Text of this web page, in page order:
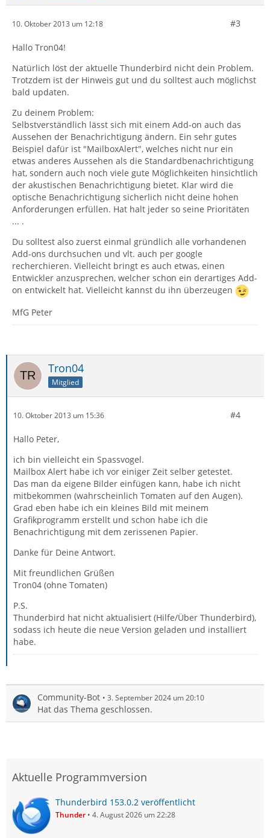
10. Oktober 2013 um 12:18 #3
Hallo Tron04!
Natürlich löst der aktuelle Thunderbird nicht dein Problem.
Trotzdem ist der Hinweis gut und du solltest auch möglichst
bald updaten.
Zu deinem Problem:
Selbstverständlich lässt sich mit einem Add-on auch das
Aussehen der Benachrichtigung ändern. Ein sehr gutes
Beispiel dafür ist "MailboxAlert", welches nicht nur ein
etwas anderes Aussehen als die Standardbenachrichtigung
hat, sondern auch noch viele gute Möglichkeiten hinsichtlich
der akustischen Benachrichtigung bietet. Klar wird die
optische Benachrichtigung sicherlich nicht deine hohen
Anforderungen erfüllen. Hat halt jeder so seine Prioritäten
... .
Du solltest also zuerst einmal gründlich alle vorhandenen
Add-ons durchsuchen und vlt. auch per google
recherchieren. Vielleicht bringt es auch etwas, einen
Entwickler anzusprechen, welcher schon ein derartiges Add-
on entwickelt hat. Vielleicht kannst du ihn überzeugen
MfG Peter
Tron04
Mitglied
10. Oktober 2013 um 15:36 #4
Hallo Peter,
ich bin vielleicht ein Spassvogel.
Mailbox Alert habe ich vor einiger Zeit selber getestet.
Das man da eigene Bilder einfügen kann, habe ich nicht
mitbekommen (wahrscheinlich Tomaten auf den Augen).
Grad eben habe ich ein kleines Bild mit meinem
Grafikprogramm erstellt und schon habe ich die
Benachrichtigung mit dem zerissenen Papier.
Danke für Deine Antwort.
Mit freundlichen Grüßen
Tron04 (ohne Tomaten)
P.S.
Thunderbird hat nicht aktualisiert (Hilfe/Über Thunderbird),
sodass ich heute die neue Version geladen und installiert
habe.
Community-Bot 3. September 2024 um 20:10
Hat das Thema geschlossen.
Aktuelle Programmversion
Thunderbird 153.0.2 veröffentlicht
Thunder 4. August 2026 um 22:28